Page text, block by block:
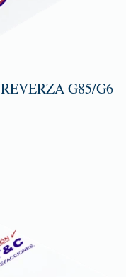
G85/G6